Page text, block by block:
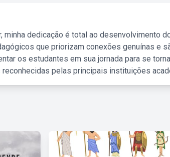
minha dedicação é total ao desenvolvimento
que priorizam conexões genuínas e
os estudantes em sua jornada para se
pelas principais instituições